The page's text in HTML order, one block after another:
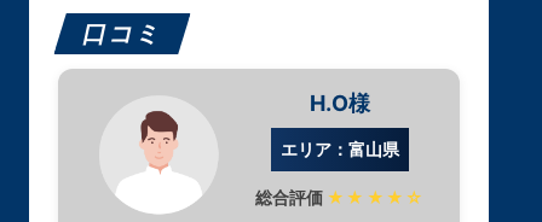
口コミ
H.O様
エリア：富山県
総合評価 ★★★★☆